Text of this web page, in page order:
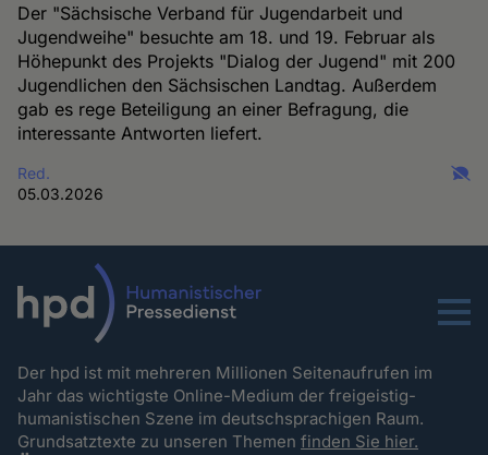
Der "Sächsische Verband für Jugendarbeit und
Jugendweihe" besuchte am 18. und 19. Februar als
Höhepunkt des Projekts "Dialog der Jugend" mit 200
Jugendlichen den Sächsischen Landtag. Außerdem
gab es rege Beteiligung an einer Befragung, die
interessante Antworten liefert.
Red.
05.03.2026
Menu
Der hpd ist mit mehreren Millionen Seitenaufrufen im
Jahr das wichtigste Online-Medium der freigeistig-
humanistischen Szene im deutschsprachigen Raum.
Grundsatztexte zu unseren Themenfinden Sie hier.